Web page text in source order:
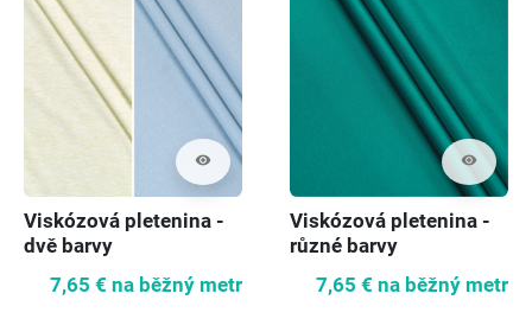
visibility
Viskózová pletenina -
dvě barvy
7,65 € na běžný metr
visibility
Viskózová pletenina -
různé barvy
7,65 € na běžný metr